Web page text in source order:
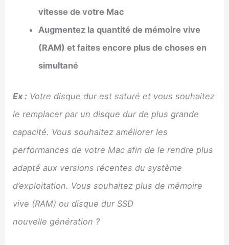
vitesse de votre Mac
Augmentez la quantité de mémoire vive
(RAM) et faites encore plus de choses en
simultané
Ex : Votre disque dur est saturé et vous souhaitez
le remplacer par un disque dur de plus grande
capacité. Vous souhaitez améliorer les
performances de votre Mac afin de le rendre plus
adapté aux versions récentes du système
d’exploitation. Vous souhaitez plus de mémoire
vive (RAM) ou disque dur SSD
nouvelle génération ?